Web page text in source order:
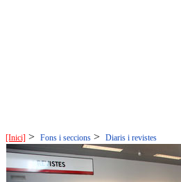
[Inici] > Fons i seccions > Diaris i revistes